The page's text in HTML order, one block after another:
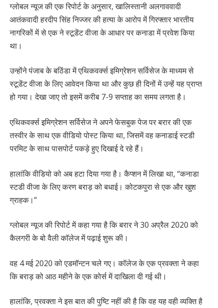
ग्लोबल न्यूज की एक रिपोर्ट के अनुसार, खालिस्तानी अलगाववादी
आतंकवादी हरदीप सिंह निज्जर की हत्या के आरोप में गिरफ्तार भारतीय
नागरिकों में से एक ने स्टूडेंट वीजा के आधार पर कनाडा में प्रवेश किया
था।
उन्होंने पंजाब के बठिंडा में एथिकवर्क्स इमिग्रेशन सर्विसेज के माध्यम से
स्टूडेंट वीजा के लिए आवेदन किया था और कुछ ही दिनों में उन्हें यह प्राप्त
हो गया। देखा जाए तो इसमें करीब 7-9 सप्ताह का समय लगता है।
एथिकवर्क्स इमिग्रेशन सर्विसेज ने अपने फेसबुक पेज पर बरार की एक
तस्वीर के साथ एक वीडियो पोस्ट किया था, जिसमें वह कनाडाई स्टडी
परमिट के साथ पासपोर्ट पकड़े हुए दिखाई दे रहे हैं।
हालांकि वीडियो को अब हटा दिया गया है। कैप्शन में लिखा था, “कनाडा
स्टडी वीजा के लिए करण बराड़ को बधाई। कोटकपुरा से एक और खुश
ग्राहक।”
ग्लोबल न्यूज की रिपोर्ट में कहा गया है कि बरार ने 30 अप्रैल 2020 को
कैलगरी के बो वैली कॉलेज में पढ़ाई शुरू की।
वह 4 मई 2020 को एडमॉन्टन चले गए। कॉलेज के एक प्रवक्ता ने कहा
कि बराड़ को आठ महीने के एक कोर्स में दाखिला दी गई थी।
हालांकि, प्रवक्ता ने इस बात की पुष्टि नहीं की है कि वह यह वही व्यक्ति है